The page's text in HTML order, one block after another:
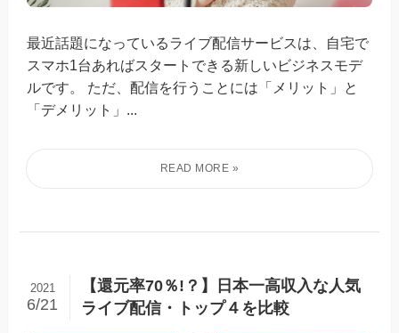
最近話題になっているライブ配信サービスは、自宅で
スマホ1台あればスタートできる新しいビジネスモデ
ルです。 ただ、配信を行うことには「メリット」と
「デメリット」...
【還元率70％!？】日本一高収入な人気
ライブ配信・トップ４を比較
2021
6/21